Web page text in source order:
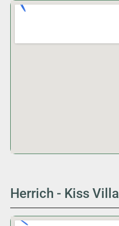
Herrich - Kiss Villa